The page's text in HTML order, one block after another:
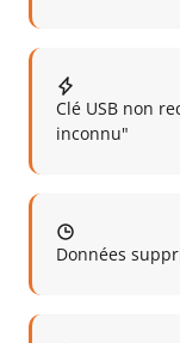
Clé USB non
inconnu"
Données